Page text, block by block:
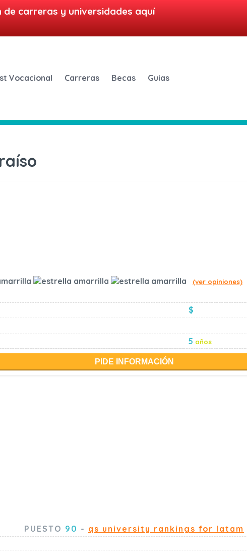
carreras y universidades aquí
Vocacional Carreras Becas Guias
(ver opiniones)
$
5 años
PIDE INFORMACIÓN
PUESTO 90 - qs university rankings for latam